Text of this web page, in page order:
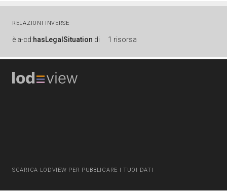
RELAZIONI INVERSE
è a-cd:hasLegalSituation di 1 risorsa
SCARICA LODVIEW PER PUBBLICARE I TUOI DATI